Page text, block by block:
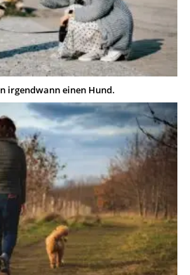
irgendwann einen Hund.